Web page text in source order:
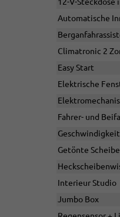
Automatische
Climatronic 2
Easy Start
Elektrische
Fahrer- und
Getönte
Interieur Studio
Jumbo Box